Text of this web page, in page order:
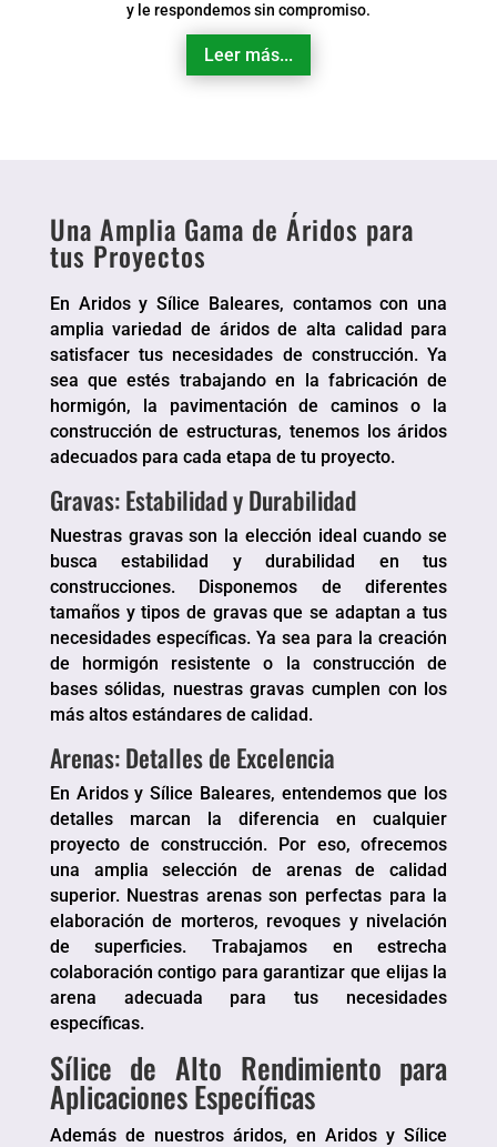
y le respondemos sin compromiso.
Leer más...
Una Amplia Gama de Áridos para
tus Proyectos
En Aridos y Sílice Baleares, contamos con una
amplia variedad de áridos de alta calidad para
satisfacer tus necesidades de construcción. Ya
sea que estés trabajando en la fabricación de
hormigón, la pavimentación de caminos o la
construcción de estructuras, tenemos los áridos
adecuados para cada etapa de tu proyecto.
Gravas: Estabilidad y Durabilidad
Nuestras gravas son la elección ideal cuando se
busca estabilidad y durabilidad en tus
construcciones. Disponemos de diferentes
tamaños y tipos de gravas que se adaptan a tus
necesidades específicas. Ya sea para la creación
de hormigón resistente o la construcción de
bases sólidas, nuestras gravas cumplen con los
más altos estándares de calidad.
Arenas: Detalles de Excelencia
En Aridos y Sílice Baleares, entendemos que los
detalles marcan la diferencia en cualquier
proyecto de construcción. Por eso, ofrecemos
una amplia selección de arenas de calidad
superior. Nuestras arenas son perfectas para la
elaboración de morteros, revoques y nivelación
de superficies. Trabajamos en estrecha
colaboración contigo para garantizar que elijas la
arena adecuada para tus necesidades
específicas.
Sílice de Alto Rendimiento para
Aplicaciones Específicas
Además de nuestros áridos, en Aridos y Sílice